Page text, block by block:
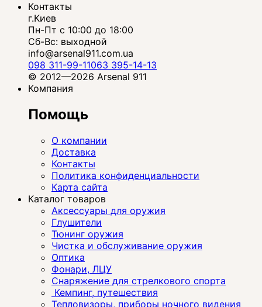
Контакты
г.Киев
Пн-Пт с 10:00 до 18:00
Сб-Вс: выходной
info@arsenal911.com.ua
098 311-99-11063 395-14-13
© 2012—2026 Arsenal 911
Компания
Помощь
О компании
Доставка
Контакты
Политика конфиденциальности
Карта сайта
Каталог товаров
Аксессуары для оружия
Глушители
Тюнинг оружия
Чистка и обслуживание оружия
Оптика
Фонари, ЛЦУ
Снаряжение для стрелкового спорта
Кемпинг, путешествия
Тепловизоры, приборы ночного видения